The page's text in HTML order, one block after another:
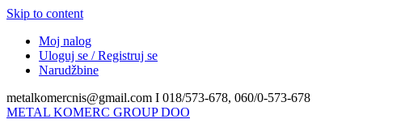
Skip to content
Moj nalog
Uloguj se / Registruj se
Narudžbine
metalkomercnis@gmail.com I 018/573-678, 060/0-573-678
METAL KOMERC GROUP DOO